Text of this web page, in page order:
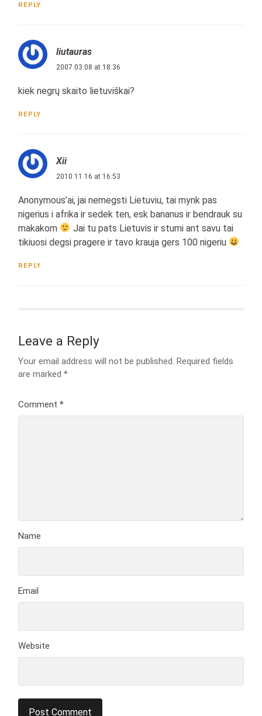
REPLY
liutauras
2007.03.08 at 18:36
kiek negrų skaito lietuviškai?
REPLY
Xii
2010.11.16 at 16:53
Anonymous’ai, jai nemegsti Lietuviu, tai mynk pas
nigerius i afrika ir sedek ten, esk bananus ir bendrauk su
makakom
Jai tu pats Lietuvis ir stumi ant savu tai
tikiuosi degsi pragere ir tavo krauja gers 100 nigeriu
REPLY
Leave a Reply
Your email address will not be published. Required fields
are marked*
Comment*
Name
Email
Website